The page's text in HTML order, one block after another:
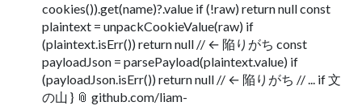
cookies()).get(name)?.value if (!raw) return null const
plaintext = unpackCookieValue(raw) if
(plaintext.isErr()) return null // ← 陥りがち const
payloadJson = parsePayload(plaintext.value) if
(payloadJson.isErr()) return null // ← 陥りがち // ... if 文
の山 } 📎 github.com/liam-